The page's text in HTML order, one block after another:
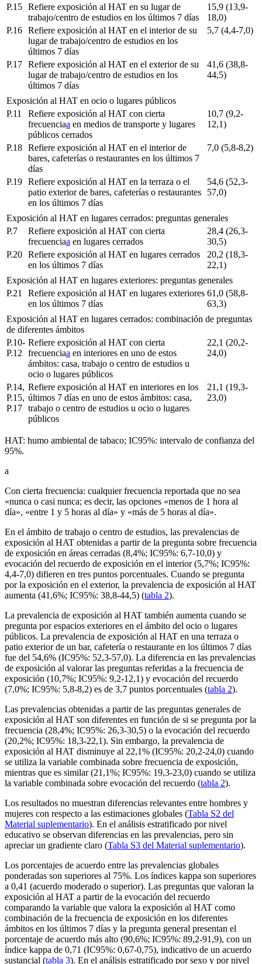
P.15 Refiere exposición al HAT en su lugar de
trabajo/centro de estudios en los últimos 7 días
15,9 (13,9-
18,0)
P.16 Refiere exposición al HAT en el interior de su
lugar de trabajo/centro de estudios en los
últimos 7 días
5,7 (4,4-7,0)
P.17 Refiere exposición al HAT en el exterior de su
lugar de trabajo/centro de estudios en los
últimos 7 días
41,6 (38,8-
44,5)
Exposición al HAT en ocio o lugares públicos
P.11
Refiere exposición al HAT con cierta
frecuenciaa en medios de transporte y lugares
públicos cerrados
10,7 (9,2-
12,1)
P.18 Refiere exposición al HAT en el interior de
bares, cafeterías o restaurantes en los últimos 7
días
7,0 (5,8-8,2)
P.19 Refiere exposición al HAT en la terraza o el
patio exterior de bares, cafeterías o restaurantes
en los últimos 7 días
54,6 (52,3-
57,0)
Exposición al HAT en lugares cerrados: preguntas generales
P.7
Refiere exposición al HAT con cierta
frecuenciaa en lugares cerrados
28,4 (26,3-
30,5)
P.20 Refiere exposición al HAT en lugares cerrados
en los últimos 7 días
20,2 (18,3-
22,1)
Exposición al HAT en lugares exteriores: preguntas generales
P.21
Refiere exposición al HAT en lugares exteriores
en los últimos 7 días
61,0 (58,8-
63,3)
Exposición al HAT en lugares cerrados: combinación de preguntas
de diferentes ámbitos
P.10-
P.12
Refiere exposición al HAT con cierta
frecuenciaa en interiores en uno de estos
ámbitos: casa, trabajo o centro de estudios u
ocio o lugares públicos
22,1 (20,2-
24,0)
P.14,
P.15,
P.17
Refiere exposición al HAT en interiores en los
últimos 7 días en uno de estos ámbitos: casa,
trabajo o centro de estudios u ocio o lugares
públicos
21,1 (19,3-
23,0)
HAT: humo ambiental de tabaco; IC95%: intervalo de confianza del
95%.
a
Con cierta frecuencia: cualquier frecuencia reportada que no sea
«nunca o casi nunca; es decir, las opciones «menos de 1 hora al
día», «entre 1 y 5 horas al día» y «más de 5 horas al día».
En el ámbito de trabajo o centro de estudios, las prevalencias de
exposición al HAT obtenidas a partir de la pregunta sobre frecuencia
de exposición en áreas cerradas (8,4%; IC95%: 6,7-10,0) y
evocación del recuerdo de exposición en el interior (5,7%; IC95%:
4,4-7,0) difieren en tres puntos porcentuales. Cuando se pregunta
por la exposición en el exterior, la prevalencia de exposición al HAT
aumenta (41,6%; IC95%: 38,8-44,5) (tabla 2).
La prevalencia de exposición al HAT también aumenta cuando se
pregunta por espacios exteriores en el ámbito del ocio o lugares
públicos. La prevalencia de exposición al HAT en una terraza o
patio exterior de un bar, cafetería o restaurante en los últimos 7 días
fue del 54,6% (IC95%: 52,3-57,0). La diferencia en las prevalencias
de exposición al valorar las preguntas referidas a la frecuencia de
exposición (10,7%; IC95%: 9,2-12,1) y evocación del recuerdo
(7,0%; IC95%: 5,8-8,2) es de 3,7 puntos porcentuales (tabla 2).
Las prevalencias obtenidas a partir de las preguntas generales de
exposición al HAT son diferentes en función de si se pregunta por la
frecuencia (28,4%; IC95%: 26,3-30,5) o la evocación del recuerdo
(20,2%; IC95%: 18,3-22,1). Sin embargo, la prevalencia de
exposición al HAT disminuye al 22,1% (IC95%: 20,2-24,0) cuando
se utiliza la variable combinada sobre frecuencia de exposición,
mientras que es similar (21,1%; IC95%: 19,3-23,0) cuando se utiliza
la variable combinada sobre evocación del recuerdo (tabla 2).
Los resultados no muestran diferencias relevantes entre hombres y
mujeres con respecto a las estimaciones globales (Tabla S2 del
Material suplementario). En el análisis estratificado por nivel
educativo se observan diferencias en las prevalencias, pero sin
apreciar un gradiente claro (Tabla S3 del Material suplementario).
Los porcentajes de acuerdo entre las prevalencias globales
ponderadas son superiores al 75%. Los índices kappa son superiores
a 0,41 (acuerdo moderado o superior). Las preguntas que valoran la
exposición al HAT a partir de la evocación del recuerdo
comparando la variable que valora la exposición al HAT como
combinación de la frecuencia de exposición en los diferentes
ámbitos en los últimos 7 días y la pregunta general presentan el
porcentaje de acuerdo más alto (90,6%; IC95%: 89,2-91,9), con un
índice kappa de 0,71 (IC95%: 0,67-0,75), indicativo de un acuerdo
sustancial (tabla 3). En el análisis estratificado por sexo y por nivel